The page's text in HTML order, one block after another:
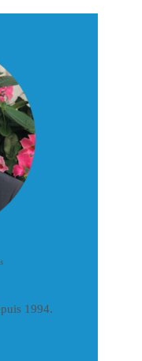
1994.